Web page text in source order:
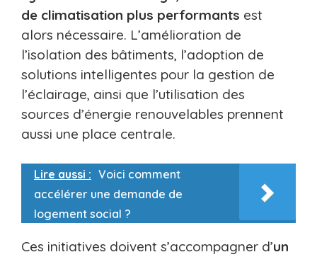
de climatisation plus performants est
alors nécessaire. L’amélioration de
l’isolation des bâtiments, l’adoption de
solutions intelligentes pour la gestion de
l’éclairage, ainsi que l’utilisation des
sources d’énergie renouvelables prennent
aussi une place centrale.
Lire aussi : Voici comment
accélérer une demande de
logement social ?
Ces initiatives doivent s’accompagner d’un